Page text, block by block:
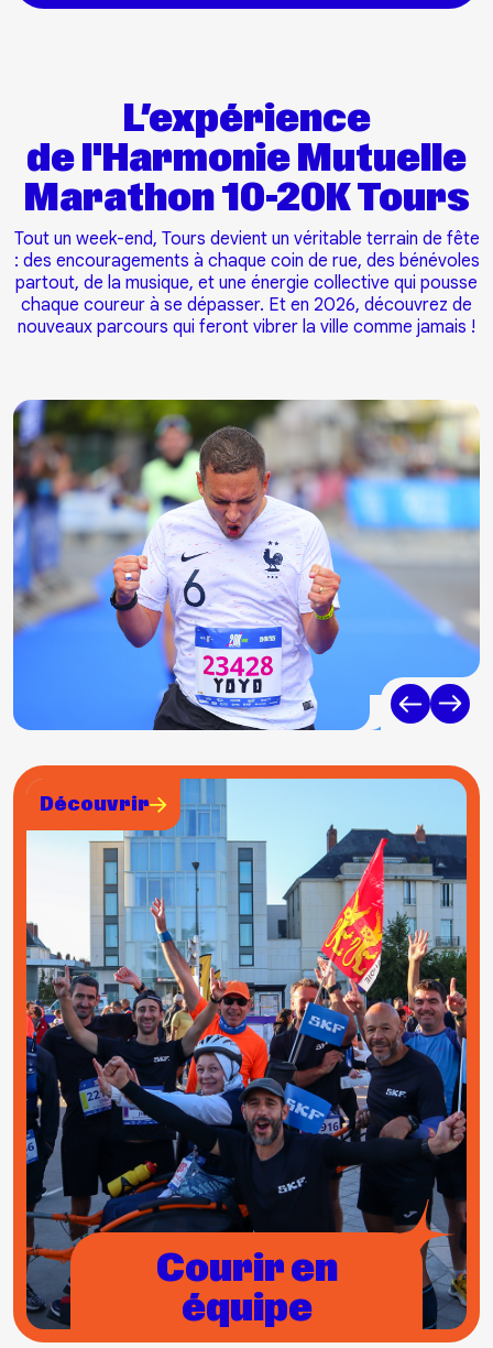
L’expérience
de l'Harmonie Mutuelle
Marathon 10-20K Tours
Tout un week-end, Tours devient un véritable terrain de fête
: des encouragements à chaque coin de rue, des bénévoles
partout, de la musique, et une énergie collective qui pousse
chaque coureur à se dépasser. Et en 2026, découvrez de
nouveaux parcours qui feront vibrer la ville comme jamais !
Courir en
équipe
Découvrir